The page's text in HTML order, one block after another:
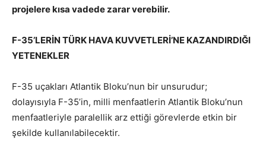
projelere kısa vadede zarar verebilir.
F-35’LERİN TÜRK HAVA KUVVETLERİ’NE KAZANDIRDIĞI
YETENEKLER
F-35 uçakları Atlantik Bloku’nun bir unsurudur;
dolayısıyla F-35’in, milli menfaatlerin Atlantik Bloku’nun
menfaatleriyle paralellik arz ettiği görevlerde etkin bir
şekilde kullanılabilecektir.